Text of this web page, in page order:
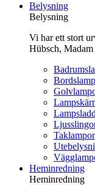
innehållBelysning
Belysning
Vi har ett stort
Hübsch,
Lampsladd
Taklampor
Heminredning
Heminredning